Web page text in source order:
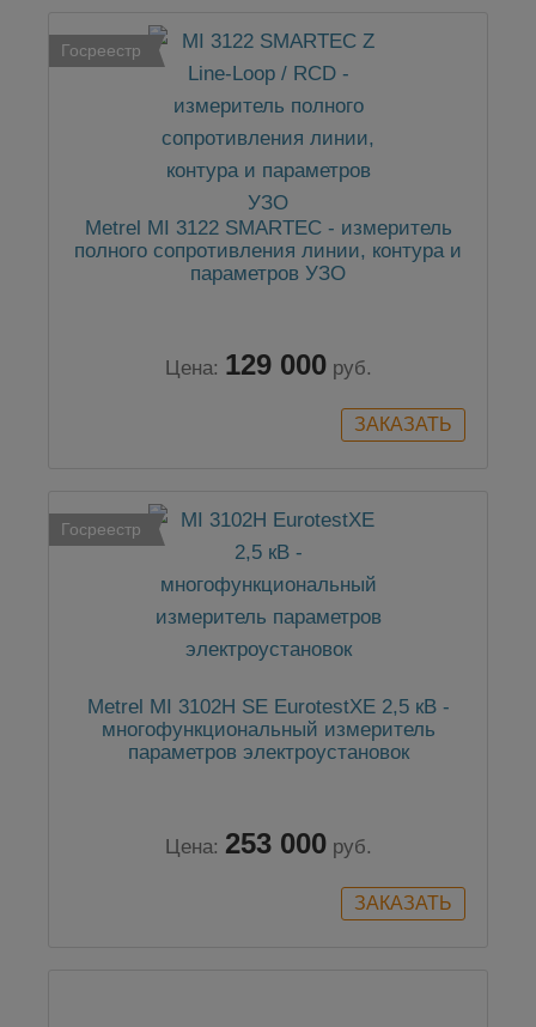
Госреестр
Metrel MI 3122 SMARTEC - измеритель
полного сопротивления линии, контура и
параметров УЗО
Цена: 129 000 руб.
Госреестр
Metrel MI 3102H SE EurotestXE 2,5 кВ -
многофункциональный измеритель
параметров электроустановок
Цена: 253 000 руб.